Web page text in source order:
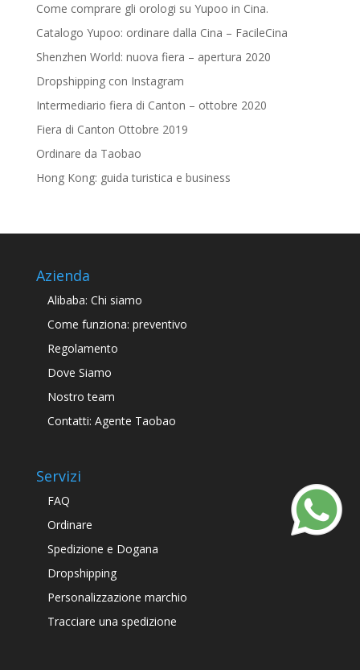
Come comprare gli orologi su Yupoo in Cina.
Catalogo Yupoo: ordinare dalla Cina – FacileCina
Shenzhen World: nuova fiera – apertura 2020
Dropshipping con Instagram
Intermediario fiera di Canton – ottobre 2020
Fiera di Canton Ottobre 2019
Ordinare da Taobao
Hong Kong: guida turistica e business
Azienda
Alibaba: Chi siamo
Come funziona: preventivo
Regolamento
Dove Siamo
Nostro team
Contatti: Agente Taobao
Servizi
FAQ
Ordinare
Spedizione e Dogana
Dropshipping
Personalizzazione marchio
Tracciare una spedizione